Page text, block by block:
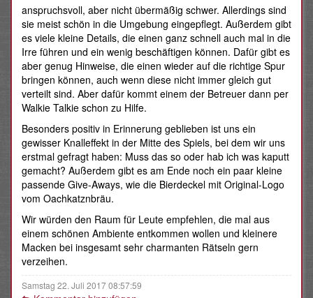
anspruchsvoll, aber nicht übermäßig schwer. Allerdings sind
sie meist schön in die Umgebung eingepflegt. Außerdem gibt
es viele kleine Details, die einen ganz schnell auch mal in die
Irre führen und ein wenig beschäftigen können. Dafür gibt es
aber genug Hinweise, die einen wieder auf die richtige Spur
bringen können, auch wenn diese nicht immer gleich gut
verteilt sind. Aber dafür kommt einem der Betreuer dann per
Walkie Talkie schon zu Hilfe.
Besonders positiv in Erinnerung geblieben ist uns ein
gewisser Knalleffekt in der Mitte des Spiels, bei dem wir uns
erstmal gefragt haben: Muss das so oder hab ich was kaputt
gemacht? Außerdem gibt es am Ende noch ein paar kleine
passende Give-Aways, wie die Bierdeckel mit Original-Logo
vom Oachkatznbräu.
Wir würden den Raum für Leute empfehlen, die mal aus
einem schönen Ambiente entkommen wollen und kleinere
Macken bei insgesamt sehr charmanten Rätseln gern
verzeihen.
Samstag 22. Juli 2017 08:57:59